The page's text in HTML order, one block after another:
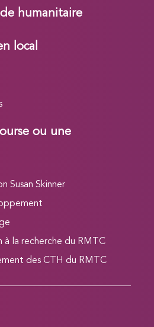
humanitaire
local
ou une
Susan Skinner
à la recherche du RMTC
des CTH du RMTC